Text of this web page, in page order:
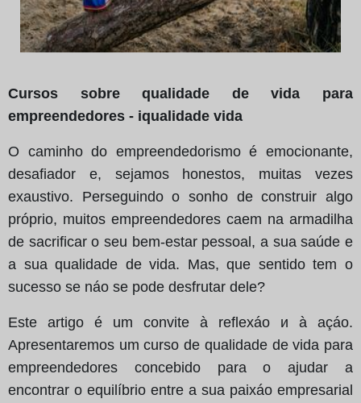
Cursos sobre qualidade de vida para
empreendedores - iqualidade vida
O caminho do empreendedorismo é emocionante,
desafiador e, sejamos honestos, muitas vezes
exaustivo. Perseguindo o sonho de construir algo
próprio, muitos empreendedores caem na armadilha
de sacrificar o seu bem-estar pessoal, a sua saúde e
a sua qualidade de vida. Mas, que sentido tem o
sucesso se náo se pode desfrutar dele?
Este artigo é um convite à reflexáo и à açáo.
Apresentaremos um curso de qualidade de vida para
empreendedores concebido para o ajudar a
encontrar o equilíbrio entre a sua paixáo empresarial